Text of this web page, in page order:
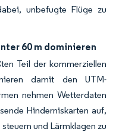
unbefugte Flüge zu
60 m dominieren
Teil der kommerziellen
damit den UTM-
nehmen Wetterdaten
Hinderniskarten auf,
und Lärmklagen zu